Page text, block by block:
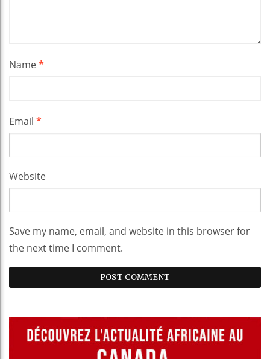
Name*
Email *
Website
Save my name, email, and website in this browser for
the next time I comment.